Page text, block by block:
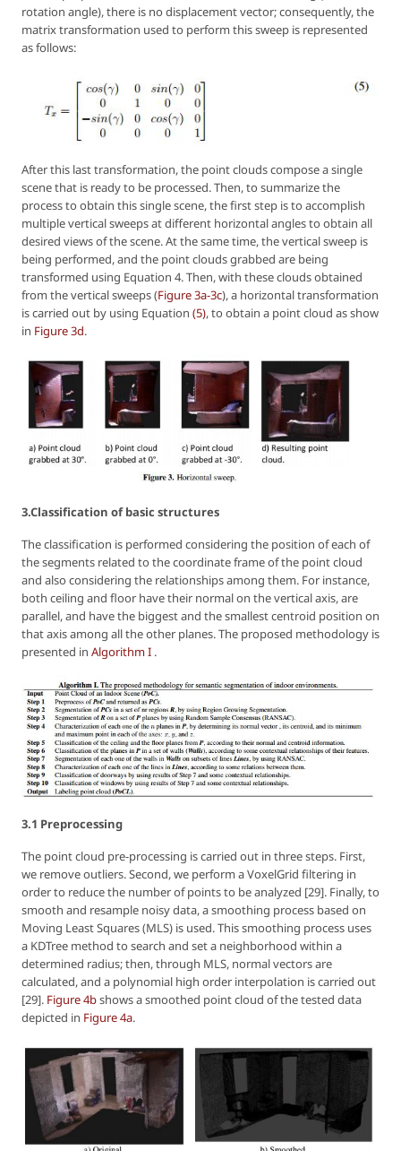
rotation angle), there is no displacement vector; consequently, the
matrix transformation used to perform this sweep is represented
as follows:
After this last transformation, the point clouds compose a single
scene that is ready to be processed. Then, to summarize the
process to obtain this single scene, the first step is to accomplish
multiple vertical sweeps at different horizontal angles to obtain all
desired views of the scene. At the same time, the vertical sweep is
being performed, and the point clouds grabbed are being
transformed using Equation 4. Then, with these clouds obtained
from the vertical sweeps (Figure 3a-3c), a horizontal transformation
is carried out by using Equation (5), to obtain a point cloud as show
in Figure 3d.
3.Classification of basic structures
The classification is performed considering the position of each of
the segments related to the coordinate frame of the point cloud
and also considering the relationships among them. For instance,
both ceiling and floor have their normal on the vertical axis, are
parallel, and have the biggest and the smallest centroid position on
that axis among all the other planes. The proposed methodology is
presented in Algorithm I .
3.1 Preprocessing
The point cloud pre-processing is carried out in three steps. First,
we remove outliers. Second, we perform a VoxelGrid filtering in
order to reduce the number of points to be analyzed [29]. Finally, to
smooth and resample noisy data, a smoothing process based on
Moving Least Squares (MLS) is used. This smoothing process uses
a KDTree method to search and set a neighborhood within a
determined radius; then, through MLS, normal vectors are
calculated, and a polynomial high order interpolation is carried out
[29]. Figure 4bshows a smoothed point cloud of the tested data
depicted in Figure 4a.